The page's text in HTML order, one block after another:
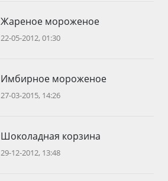
Жареное мороженое
22-05-2012, 01:30
Имбирное мороженое
27-03-2015, 14:26
Шоколадная корзина
29-12-2012, 13:48